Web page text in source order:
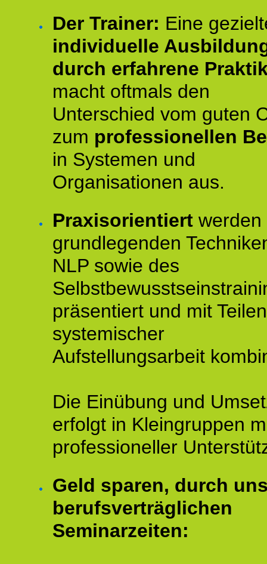
Der Trainer: Eine
individuelle
durch erfahrene
macht oftmals den
Unterschied vom guten
zum professionellen
in Systemen und
Organisationen aus.
Praxisorientiert werden
grundlegenden
NLP sowie des
präsentiert und mit Teilen
systemischer
Aufstellungsarbeit
Die Einübung und
erfolgt in Kleingruppen
professioneller
Geld sparen, durch
berufsverträglichen
Seminarzeiten: